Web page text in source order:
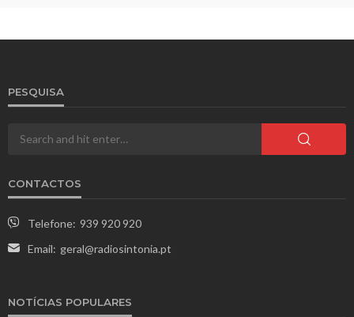
PESQUISA
CONTACTOS
Telefone: 939 920 920
Email: geral@radiosintonia.pt
NOTÍCIAS POPULARES